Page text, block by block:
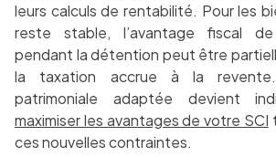
leurs calculs de rentabilité. Pour les
reste stable, l’avantage fiscal de
pendant la détention peut être
la taxation accrue à la
patrimoniale adaptée devient
maximiser les avantages de votre SCI
ces nouvelles contraintes.